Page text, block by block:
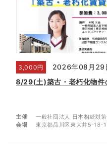
3,000円
2026年08月29
8/29(土)築古・老朽化物
主催
一般社団法人 日本相続対
会場
東京都品川区東大井5-18-1